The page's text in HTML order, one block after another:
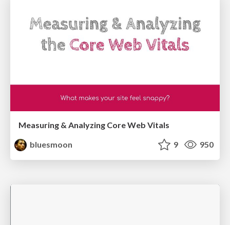
Measuring & Analyzing Core Web Vitals
bluesmoon
9 950